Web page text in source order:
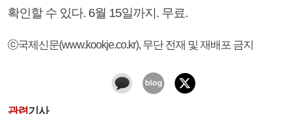
확인할 수 있다. 6월 15일까지. 무료.
ⓒ국제신문(www.kookje.co.kr), 무단 전재 및 재배포 금지
관련기사